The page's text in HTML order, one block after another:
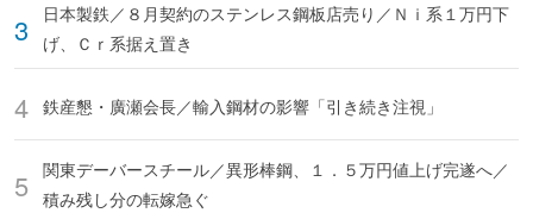
日本製鉄／８月契約のステンレス鋼板店売り／Ｎｉ系１万円下
げ、Ｃｒ系据え置き
鉄産懇・廣瀬会長／輸入鋼材の影響「引き続き注視」
関東デーバースチール／異形棒鋼、１．５万円値上げ完遂へ／
積み残し分の転嫁急ぐ